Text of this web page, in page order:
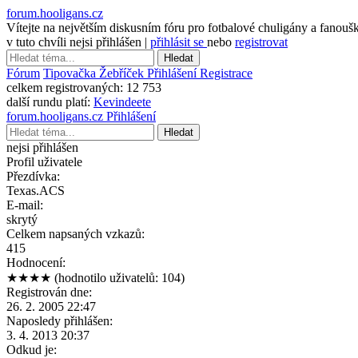
forum.hooligans.cz
Vítejte na největším diskusním fóru pro fotbalové chuligány a
v tuto chvíli nejsi přihlášen | přihlásit se nebo registrovat
Hledat
Fórum Tipovačka Žebříček PřihlášeníRegistrace
celkem registrovaných: 12 753
další rundu platí: Kevindeete
forum.hooligans.cz Přihlášení
Hledat
nejsi přihlášen
Profil uživatele
Přezdívka:
Texas.ACS
E-mail:
skrytý
Celkem napsaných vzkazů:
415
Hodnocení:
★★★★ (hodnotilo uživatelů: 104)
Registrován dne:
26. 2. 2005 22:47
Naposledy přihlášen:
3. 4. 2013 20:37
Odkud je: